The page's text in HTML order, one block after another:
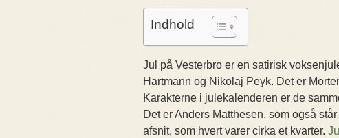
Indhold
Jul på Vesterbro er en satirisk
Hartmann og Nikolaj Peyk. Det er
Karakterne i julekalenderen er de
Det er Anders Matthesen, som også
afsnit, som hvert varer cirka et kvarter.